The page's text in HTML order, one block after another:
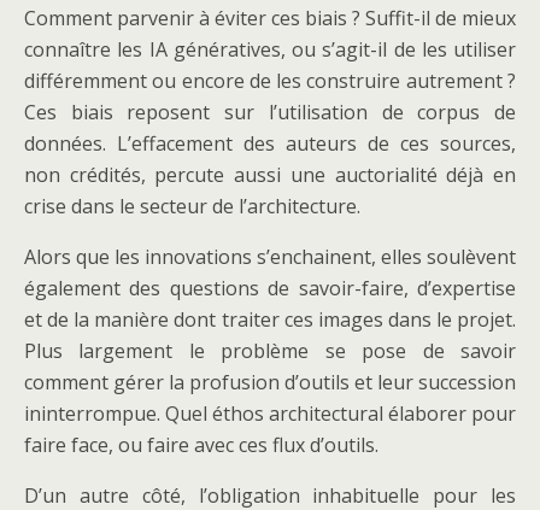
Comment parvenir à éviter ces biais ? Suffit-il de mieux
connaître les IA génératives, ou s’agit-il de les utiliser
différemment ou encore de les construire autrement ?
Ces biais reposent sur l’utilisation de corpus de
données. L’effacement des auteurs de ces sources,
non crédités, percute aussi une auctorialité déjà en
crise dans le secteur de l’architecture.
Alors que les innovations s’enchainent, elles soulèvent
également des questions de savoir-faire, d’expertise
et de la manière dont traiter ces images dans le projet.
Plus largement le problème se pose de savoir
comment gérer la profusion d’outils et leur succession
ininterrompue. Quel éthos architectural élaborer pour
faire face, ou faire avec ces flux d’outils.
D’un autre côté, l’obligation inhabituelle pour les